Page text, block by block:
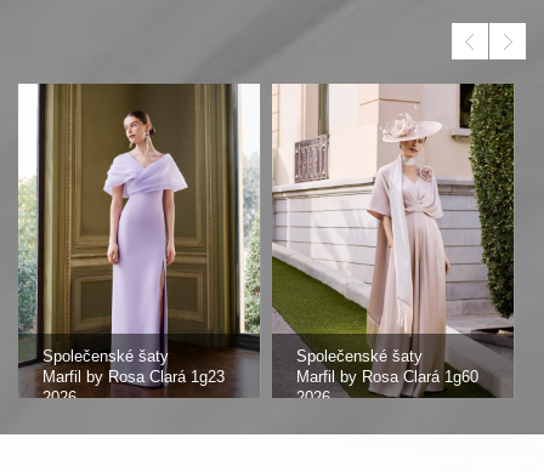
Společenské šaty
Marfil by Rosa Clará 1g23
2026
Společenské šaty
Marfil by Rosa Clará 1g60
2026